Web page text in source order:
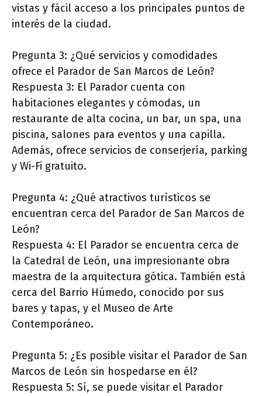
vistas y fácil acceso a los principales puntos de
interés de la ciudad.
Pregunta 3: ¿Qué servicios y comodidades
ofrece el Parador de San Marcos de León?
Respuesta 3: El Parador cuenta con
habitaciones elegantes y cómodas, un
restaurante de alta cocina, un bar, un spa, una
piscina, salones para eventos y una capilla.
Además, ofrece servicios de conserjería, parking
y Wi-Fi gratuito.
Pregunta 4: ¿Qué atractivos turísticos se
encuentran cerca del Parador de San Marcos de
León?
Respuesta 4: El Parador se encuentra cerca de
la Catedral de León, una impresionante obra
maestra de la arquitectura gótica. También está
cerca del Barrio Húmedo, conocido por sus
bares y tapas, y el Museo de Arte
Contemporáneo.
Pregunta 5: ¿Es posible visitar el Parador de San
Marcos de León sin hospedarse en él?
Respuesta 5: Sí, se puede visitar el Parador